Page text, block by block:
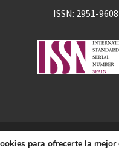
ISSN: 2951-9608
La Huella Digital–
para ofrecerte la mejor